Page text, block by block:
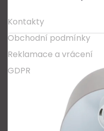
Kontakty
Obchodní podmínky
Reklamace a vrácení
GDPR
Oblíbené série
Nordlux Milford
Nordlux